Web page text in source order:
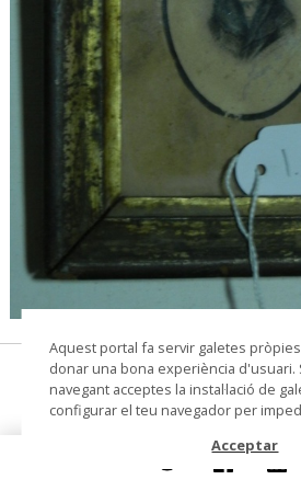
© Arxiu Fotogràfic del Consorci del
Sitges
Retrat de dona amb
dibuix
Aquest portal fa servir galetes
donar una bona experiència d'usuari.
navegant acceptes la instal·lació de
configurar el teu navegador per
Acceptar